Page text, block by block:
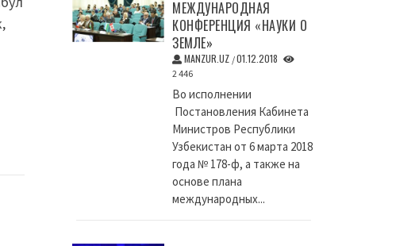
МЕЖДУНАРОДНАЯ
КОНФЕРЕНЦИЯ «НАУКИ О
ЗЕМЛЕ»
MANZUR.UZ /01.12.2018
2 446
Во исполнении
Постановления Кабинета
Министров Республики
Узбекистан от 6 марта 2018
года № 178-ф, а также на
основе плана
международных...